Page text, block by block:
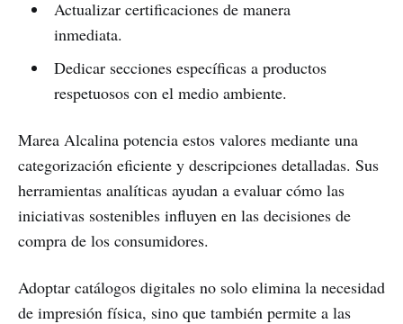
Actualizar certificaciones de manera
inmediata.
Dedicar secciones específicas a productos
respetuosos con el medio ambiente.
Marea Alcalina potencia estos valores mediante una
categorización eficiente y descripciones detalladas. Sus
herramientas analíticas ayudan a evaluar cómo las
iniciativas sostenibles influyen en las decisiones de
compra de los consumidores.
Adoptar catálogos digitales no solo elimina la necesidad
de impresión física, sino que también permite a las